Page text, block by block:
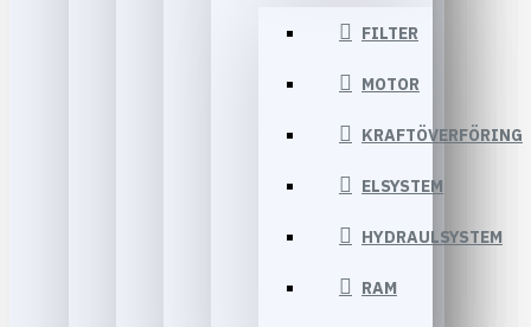
FILTER
MOTOR
KRAFTÖVERFÖRING
ELSYSTEM
HYDRAULSYSTEM
RAM